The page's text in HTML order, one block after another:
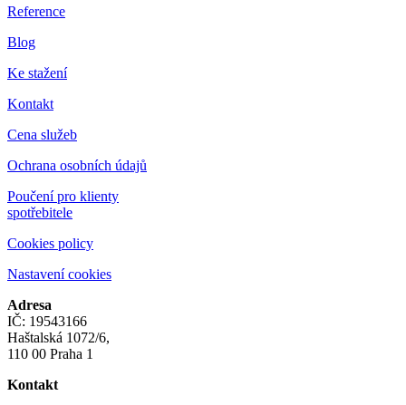
Reference
Blog
Ke stažení
Kontakt
Cena služeb
Ochrana osobních údajů
Poučení pro klienty
spotřebitele
Cookies policy
Nastavení cookies
Adresa
IČ: 19543166
Haštalská 1072/6,
110 00 Praha 1
Kontakt